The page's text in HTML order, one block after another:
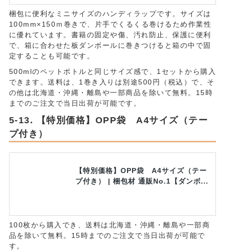
梱包に便利なミニサイズのハンディラップです。サイズは
100mm×150ｍ巻きで、片手でくるくる巻けるため作業性
に優れています。書籍の固定や傷、汚れ防止、保護に便利
で、箱に合わせた板ダンボールに巻きつけると箱の中で固
定することも可能です。
500mlのペットボトルと同じサイズ感で、1セットから購入
できます。送料は、1巻き入りは別途500円（税込）で、そ
の他は北海道・沖縄・離島や一部商品を除いて無料。15時
までのご注文で当日出荷が可能です。
【特別価格】OPP袋 A4サイズ（テー
プ付き）
【特別価格】OPP袋 A4サイズ（テー
プ付き） | 梱包材 通販No.1【ダンボ...
100枚から購入でき、送料は北海道・沖縄・離島や一部商
品を除いて無料。15時までのご注文で当日出荷が可能で
す。